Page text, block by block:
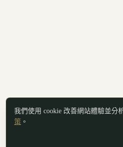
我們使用 cookie 改善網站體驗並分
策 。